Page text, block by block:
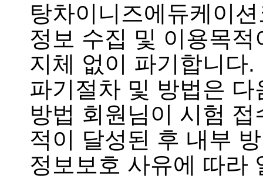
탕차이니즈에듀케이
정보 수집 및 이용목
지체 없이 파기합니다.
파기절차 및 방법은
방법 회원님이 시험
적이 달성된 후 내부
정보보호 사유에 따라